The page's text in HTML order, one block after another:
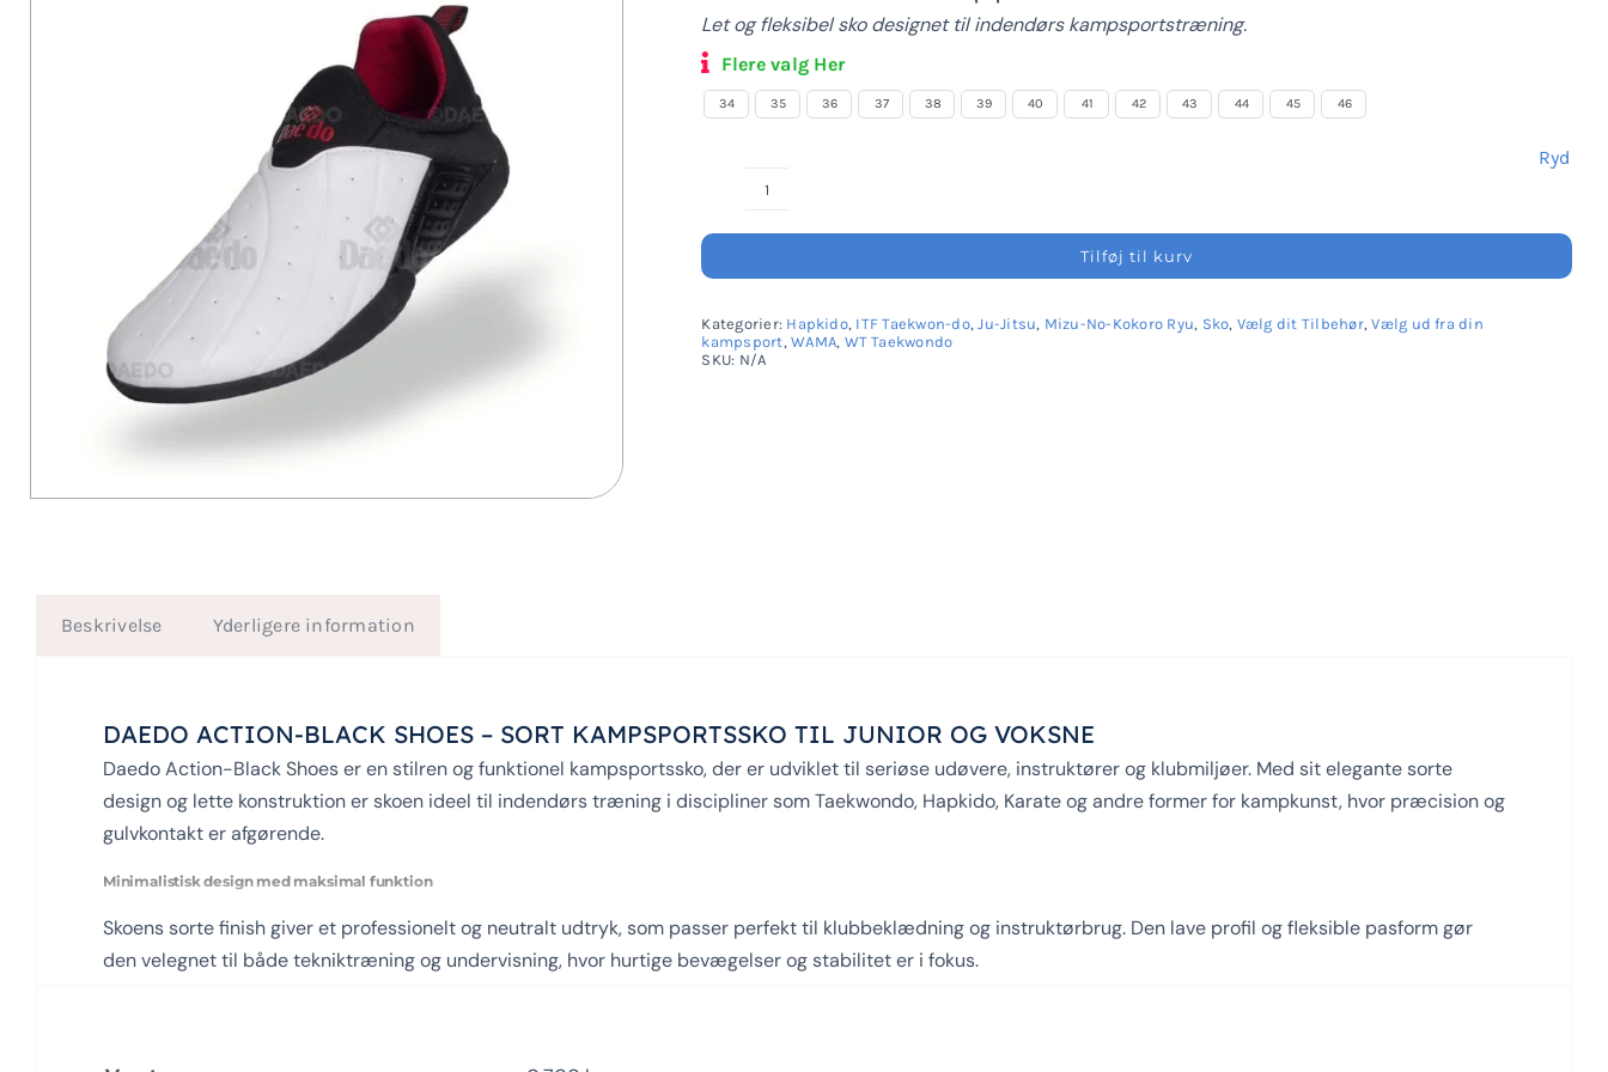
Klubaftalesider – Find din klub
Kontakt Invictus Fightwear
Om Invictus Fightwear
Let og fleksibel sko designet til indendørs kampsportstræning.
Flere valg Her
34 35 36 37 38 39 40 41 42 43 44 45 46
Ryd
Action-
Black
antal
Tilføj til kurv
Kategorier: Hapkido, ITF Taekwon-do,Ju-Jitsu, Mizu-No-Kokoro Ryu, Sko, Vælg dit Tilbehør,Vælg ud fra din
kampsport,WAMA, WT Taekwondo
SKU: N/A
Beskrivelse Yderligere information
DAEDO ACTION-BLACK SHOES – SORT KAMPSPORTSSKO TIL JUNIOR OG VOKSNE
Daedo Action-Black Shoes er en stilren og funktionel kampsportssko, der er udviklet til seriøse udøvere, instruktører og klubmiljøer. Med sit elegante sorte
design og lette konstruktion er skoen ideel til indendørs træning i discipliner som Taekwondo, Hapkido, Karate og andre former for kampkunst, hvor præcision og
gulvkontakt er afgørende.
Minimalistisk design med maksimal funktion
Skoens sorte finish giver et professionelt og neutralt udtryk, som passer perfekt til klubbeklædning og instruktørbrug. Den lave profil og fleksible pasform gør
den velegnet til både tekniktræning og undervisning, hvor hurtige bevægelser og stabilitet er i fokus.